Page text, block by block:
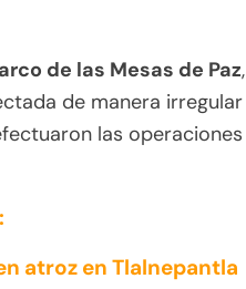
de las Mesas de Paz,
de manera irregular
las operaciones
atroz en Tlalnepantla